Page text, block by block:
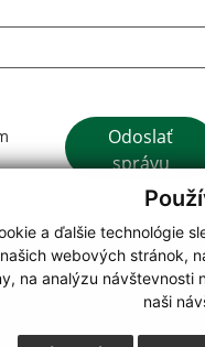
a ďalšie technológie
webových stránok,
na analýzu
naši
GoogleOdoslať
správu